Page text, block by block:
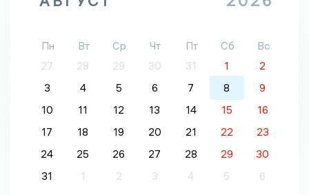
Пн Вт Ср Чт Пт Сб
Вс
27
28 29 30 31 1
2
3
4 5 6 7 8
9
10
11 12 13 14 15
16
17
18 19 20 21 22
23
24
25 26 27 28 29
30
31
1 2 3 4 5 6